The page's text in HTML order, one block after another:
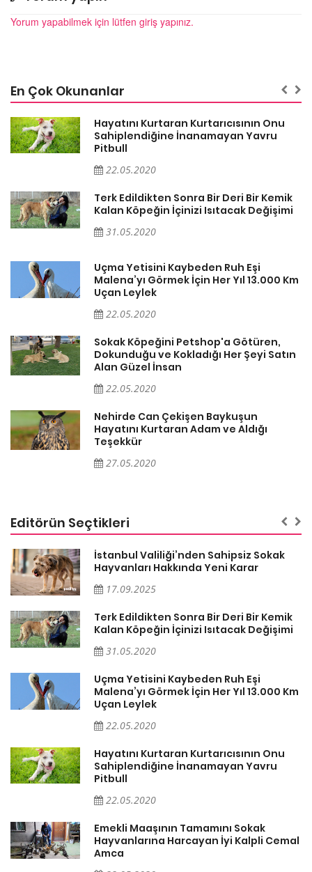
Yorum yapabilmek için lütfen giriş yapınız.
En Çok Okunanlar
Hayatını Kurtaran Kurtarıcısının Onu
Sahiplendiğine İnanamayan Yavru
Pitbull
22.05.2020
Terk Edildikten Sonra Bir Deri Bir Kemik
Kalan Köpeğin İçinizi Isıtacak Değişimi
31.05.2020
Uçma Yetisini Kaybeden Ruh Eşi
Malena’yı Görmek İçin Her Yıl 13.000 Km
Uçan Leylek
22.05.2020
Sokak Köpeğini Petshop'a Götüren,
Dokunduğu ve Kokladığı Her Şeyi Satın
Alan Güzel İnsan
22.05.2020
Nehirde Can Çekişen Baykuşun
Hayatını Kurtaran Adam ve Aldığı
Teşekkür
27.05.2020
Editörün Seçtikleri
İstanbul Valiliği’nden Sahipsiz Sokak
Hayvanları Hakkında Yeni Karar
17.09.2025
Terk Edildikten Sonra Bir Deri Bir Kemik
Kalan Köpeğin İçinizi Isıtacak Değişimi
31.05.2020
Uçma Yetisini Kaybeden Ruh Eşi
Malena’yı Görmek İçin Her Yıl 13.000 Km
Uçan Leylek
22.05.2020
Hayatını Kurtaran Kurtarıcısının Onu
Sahiplendiğine İnanamayan Yavru
Pitbull
22.05.2020
Emekli Maaşının Tamamını Sokak
Hayvanlarına Harcayan İyi Kalpli Cemal
Amca